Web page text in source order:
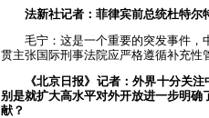
法新社记者：菲律宾前总统杜特尔
毛宁：这是一个重要的突发事件
贯主张国际刑事法院应严格遵循补充性
《北京日报》记者：外界十分关
别是就扩大高水平对外开放进一步明
献？